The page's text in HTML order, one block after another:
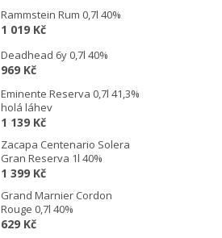
Rammstein Rum 0,7l 40%
1 019 Kč
Deadhead 6y 0,7l 40%
969 Kč
Eminente Reserva 0,7l 41,3%
holá láhev
1 139 Kč
Zacapa Centenario Solera
Gran Reserva 1l 40%
1 399 Kč
Grand Marnier Cordon
Rouge 0,7l 40%
629 Kč